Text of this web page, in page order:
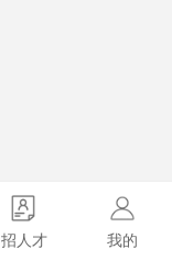
招人才 我的